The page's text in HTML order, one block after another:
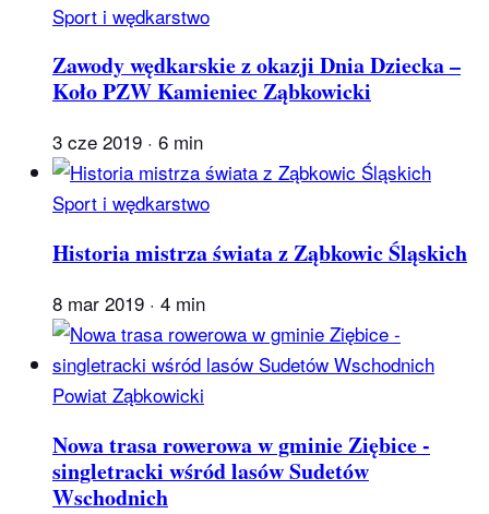
Sport i wędkarstwo
Zawody wędkarskie z okazji Dnia Dziecka –
Koło PZW Kamieniec Ząbkowicki
3 cze 2019 · 6 min
Sport i wędkarstwo
Historia mistrza świata z Ząbkowic Śląskich
8 mar 2019 · 4 min
Powiat Ząbkowicki
Nowa trasa rowerowa w gminie Ziębice -
singletracki wśród lasów Sudetów
Wschodnich